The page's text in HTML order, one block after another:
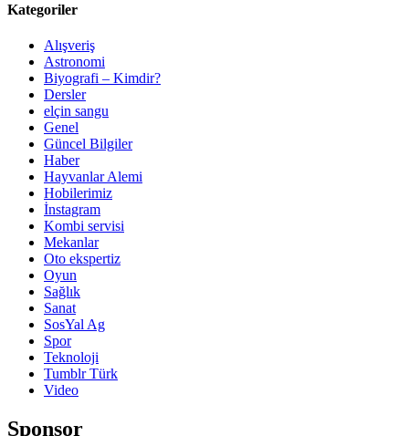
Kategoriler
Alışveriş
Astronomi
Biyografi – Kimdir?
Dersler
elçin sangu
Genel
Güncel Bilgiler
Haber
Hayvanlar Alemi
Hobilerimiz
İnstagram
Kombi servisi
Mekanlar
Oto ekspertiz
Oyun
Sağlık
Sanat
SosYal Ag
Spor
Teknoloji
Tumblr Türk
Video
Sponsor